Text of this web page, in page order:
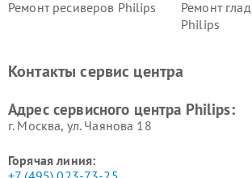
Ремонт ресиверов Philips
Ремонт
Philips
Ремонт стиральных машин
Ремонт
Контакты сервис центра
Адрес сервисного центра Philips:
г. Москва, ул. Чаянова 18
Горячая линия: